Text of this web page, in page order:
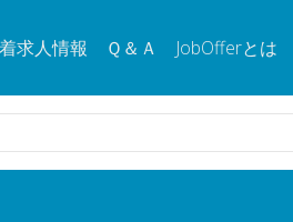
求人情報 Ｑ＆Ａ JobOfferとは